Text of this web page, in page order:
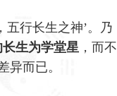
五行长生之神’。乃
生为学堂星 ，而不
异而已。